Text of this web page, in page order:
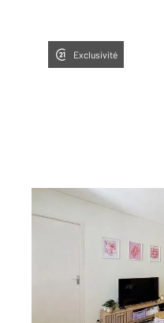
Exclusivité
BREST 29
37 m2, 2 pièces
Ref : 7722
Appartement T2
470 €
par mois charges